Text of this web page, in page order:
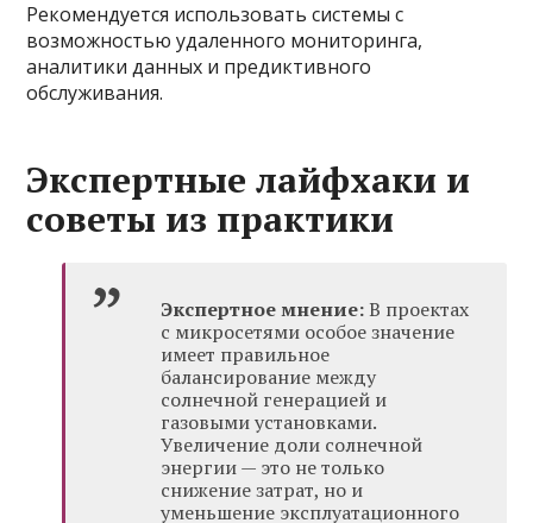
Рекомендуется использовать системы с
возможностью удаленного мониторинга,
аналитики данных и предиктивного
обслуживания.
Экспертные лайфхаки и
советы из практики
Экспертное мнение:В проектах
с микросетями особое значение
имеет правильное
балансирование между
солнечной генерацией и
газовыми установками.
Увеличение доли солнечной
энергии — это не только
снижение затрат, но и
уменьшение эксплуатационного